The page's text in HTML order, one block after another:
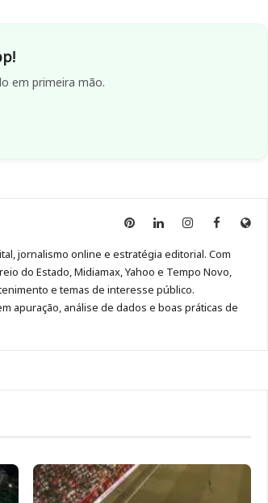
em primeira mão.
Anny
no
Pinterest
Anny
no
LinkedIn
Anny
no
Instagram
Anny
no
Facebook
Site
jornalismo online e estratégia editorial. Com
do Estado, Midiamax, Yahoo e Tempo Novo,
e temas de interesse público.
apuração, análise de dados e boas práticas de